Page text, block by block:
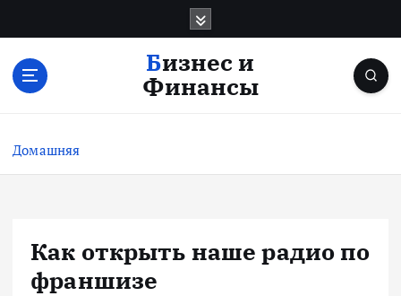
с
Бизнес и
Финансы
Домашняя
Как открыть наше радио по
франшизе